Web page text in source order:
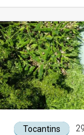
Tocantins